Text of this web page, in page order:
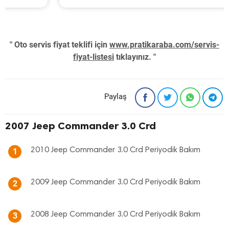
" Oto servis fiyat teklifi için www.pratikaraba.com/servis-
fiyat-listesi tıklayınız. "
Paylaş
2007 Jeep Commander 3.0 Crd
1 2010 Jeep Commander 3.0 Crd Periyodik Bakım
2 2009 Jeep Commander 3.0 Crd Periyodik Bakım
3 2008 Jeep Commander 3.0 Crd Periyodik Bakım